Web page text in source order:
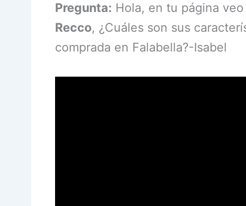
Pregunta: Hola, en tu página
Recco, ¿Cuáles son sus
comprada en Falabella?-Isabel